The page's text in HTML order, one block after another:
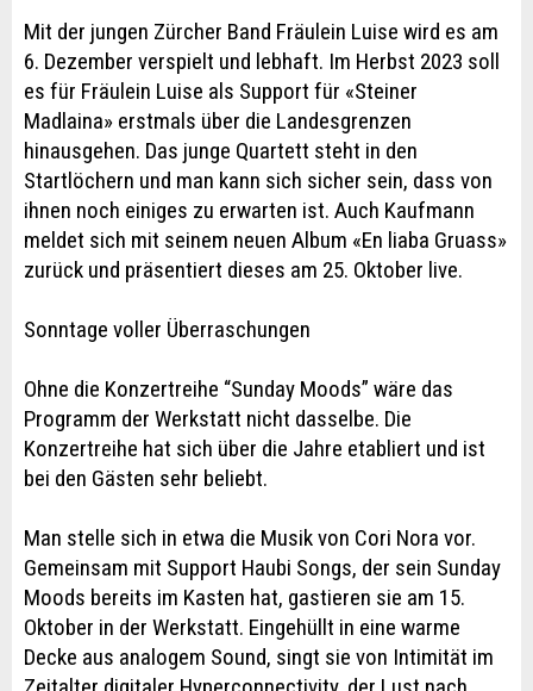
Mit der jungen Zürcher Band Fräulein Luise wird es am
6. Dezember verspielt und lebhaft. Im Herbst 2023 soll
es für Fräulein Luise als Support für «Steiner
Madlaina» erstmals über die Landesgrenzen
hinausgehen. Das junge Quartett steht in den
Startlöchern und man kann sich sicher sein, dass von
ihnen noch einiges zu erwarten ist. Auch Kaufmann
meldet sich mit seinem neuen Album «En liaba Gruass»
zurück und präsentiert dieses am 25. Oktober live.
Sonntage voller Überraschungen
Ohne die Konzertreihe “Sunday Moods” wäre das
Programm der Werkstatt nicht dasselbe. Die
Konzertreihe hat sich über die Jahre etabliert und ist
bei den Gästen sehr beliebt.
Man stelle sich in etwa die Musik von Cori Nora vor.
Gemeinsam mit Support Haubi Songs, der sein Sunday
Moods bereits im Kasten hat, gastieren sie am 15.
Oktober in der Werkstatt. Eingehüllt in eine warme
Decke aus analogem Sound, singt sie von Intimität im